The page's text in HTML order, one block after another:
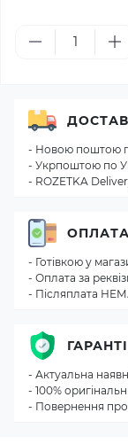
- Новою поштою
- Укрпоштою по
- ROZETKA
ОПЛАТА
- Готівкою у
- Оплата за
- Післяплата
- Актуальна
- 100%
- Повернення